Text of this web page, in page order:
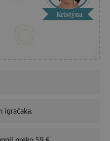
Kristýna
igračaka.